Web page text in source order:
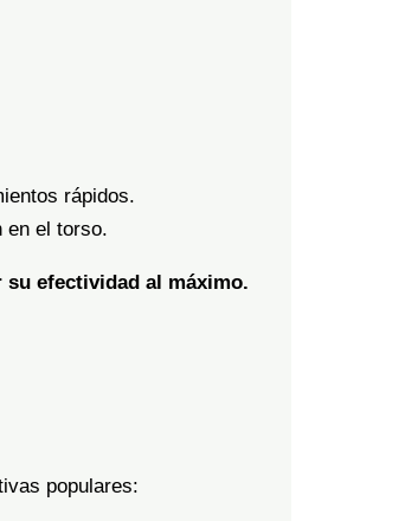
rápidos.
en el torso.
su efectividad al máximo.
populares: